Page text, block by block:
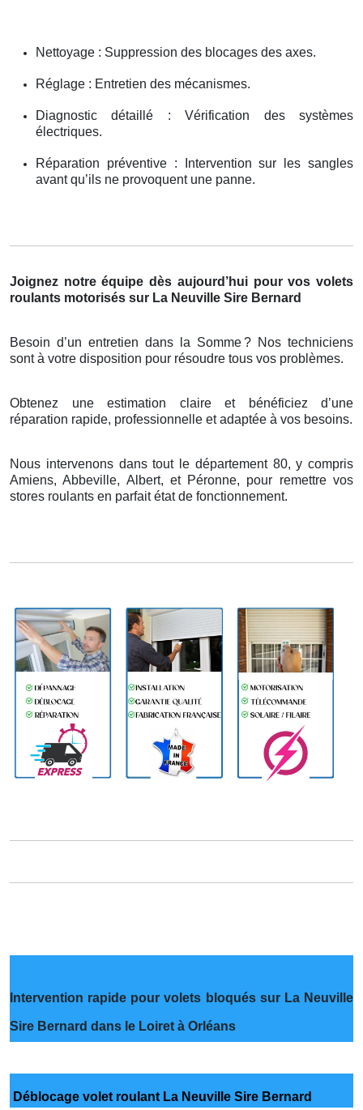
Nettoyage : Suppression des blocages des axes.
Réglage : Entretien des mécanismes.
Diagnostic détaillé : Vérification des systèmes
électriques.
Réparation préventive : Intervention sur les sangles
avant qu’ils ne provoquent une panne.
Joignez notre équipe dès aujourd’hui pour vos volets
roulants motorisés sur La Neuville Sire Bernard
Besoin d’un entretien dans la Somme? Nos techniciens
sontà votre disposition pour résoudre tous vos probl èmes.
Obtenez une estimation claire et bénéficiez d’une
réparation rapide, professionnelle et adaptée à vos besoins.
Nous intervenons dans tout le département 80, y compris
Amiens, Abbeville, Albert, et Péronne, pour remettre vos
stores roulants en parfait état de fonctionnement.
Intervention rapide pour volets bloqués sur La Neuville
Sire Bernard dans le Loiret à Orléans
Déblocage volet roulant La Neuville Sire Bernard